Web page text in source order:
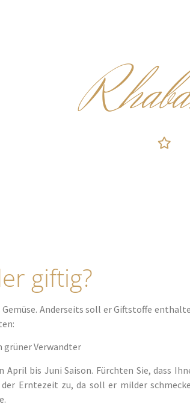
gesund
giftig?
Anderseits soll er Giftstoffe
grüner Verwandter
bis Juni Saison. Fürchten Sie, dass
Erntezeit zu, da soll er milder